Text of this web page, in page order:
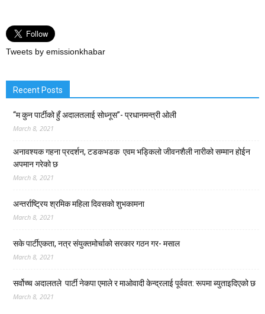
Tweets by emissionkhabar
Recent Posts
“म कुन पार्टीको हुँ अदालतलाई सोध्नूस”- प्रधानमन्त्री ओली
March 8, 2021
अनावश्यक गहना प्रदर्शन, टडकभडक एवम भड्किलो जीवनशैली नारीको सम्मान होईन
अपमान गरेको छ
March 8, 2021
अन्तर्राष्ट्रिय श्रमिक महिला दिवसको शुभकामना
March 8, 2021
सके पार्टीएकता, नत्र संयुक्तमोर्चाको सरकार गठन गर- मसाल
March 8, 2021
सर्वोच्च अदालतले पार्टी नेकपा एमाले र माओवादी केन्द्रलाई पूर्ववत: रूपमा ब्युताइदिएको छ
March 8, 2021